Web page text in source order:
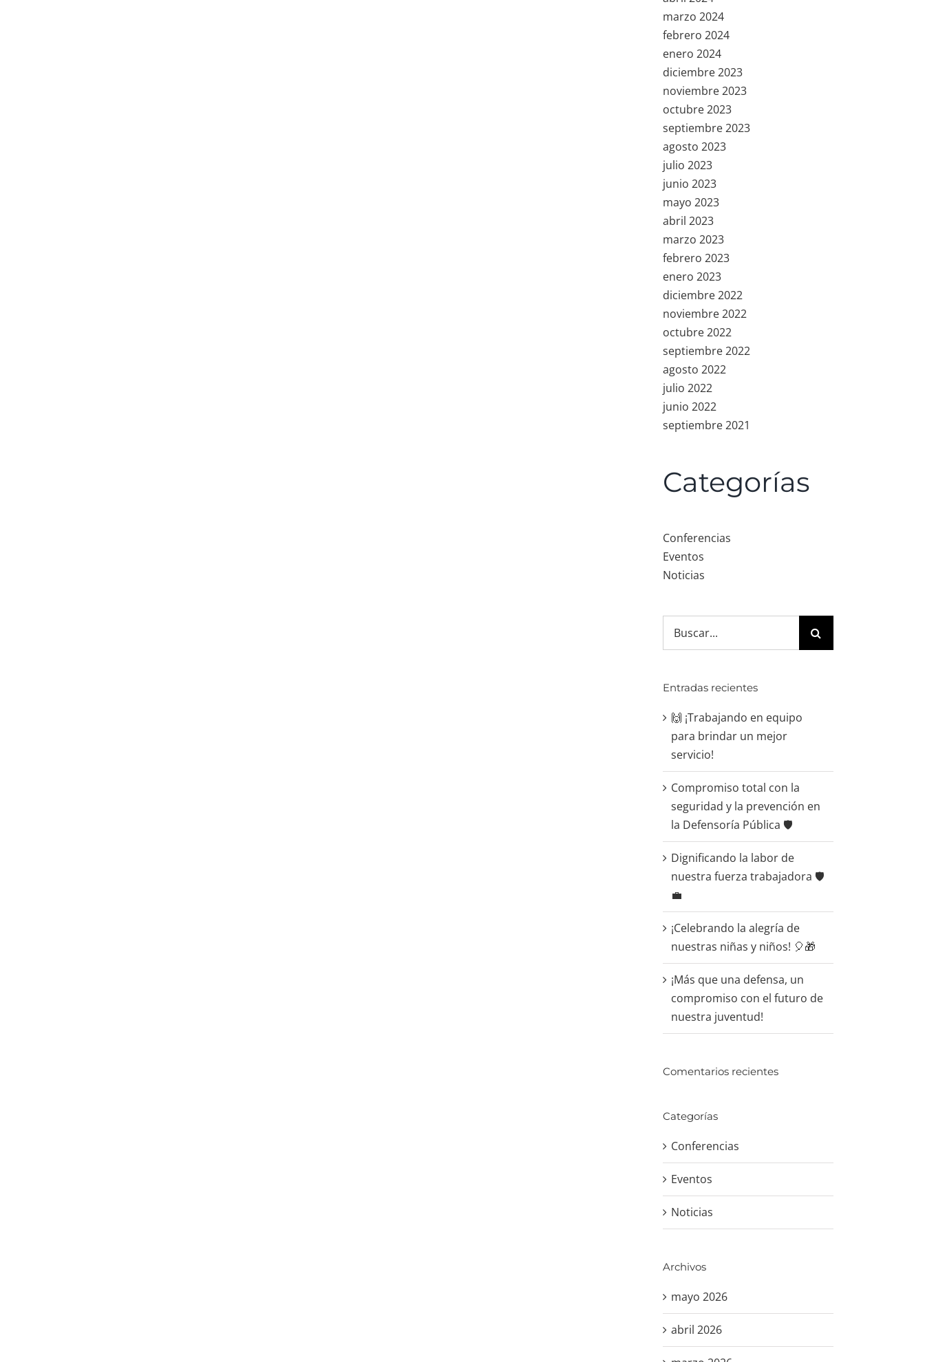
marzo 2024
febrero 2024
enero 2024
diciembre 2023
noviembre 2023
octubre 2023
septiembre 2023
agosto 2023
julio 2023
junio 2023
mayo 2023
abril 2023
marzo 2023
febrero 2023
enero 2023
diciembre 2022
noviembre 2022
octubre 2022
septiembre 2022
agosto 2022
julio 2022
junio 2022
septiembre 2021
Categorías
Conferencias
Eventos
Noticias
Entradas recientes
🙌 ¡Trabajando en equipo
para brindar un mejor
servicio!
Compromiso total con la
seguridad y la prevención en
la Defensoría Pública 🛡️
Dignificando la labor de
nuestra fuerza trabajadora 🛡️
💼
¡Celebrando la alegría de
nuestras niñas y niños! 🎈🎁
¡Más que una defensa, un
compromiso con el futuro de
nuestra juventud!
Comentarios recientes
Categorías
Conferencias
Eventos
Noticias
Archivos
mayo 2026
abril 2026